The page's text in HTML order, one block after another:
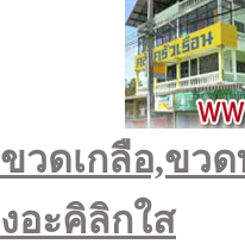
ขวดเกลือ,ขว
งอะคิลิกใส